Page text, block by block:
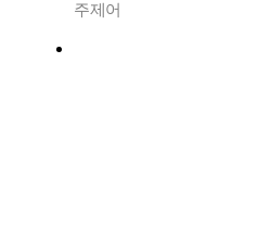
주제어